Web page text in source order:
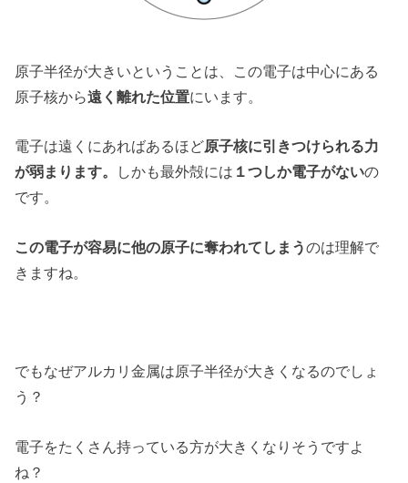
原子半径が大きいということは、この電子は中心にある
原子核から遠く離れた位置にいます。
電子は遠くにあればあるほど原子核に引きつけられる力
が弱まります。
しかも最外殻には １つしか電子がないの
です。
この電子が容易に他の原子に奪われてしまうのは理解で
きますね。
でもなぜアルカリ金属は原子半径が大きくなるのでしょ
う？
電子をたくさん持っている方が大きくなりそうですよ
ね？